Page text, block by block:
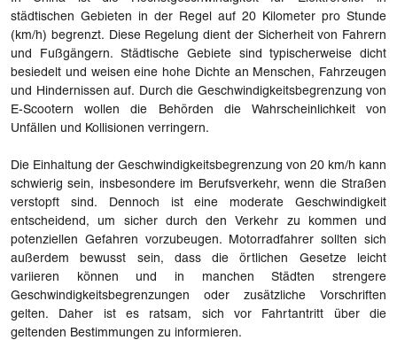
städtischen Gebieten in der Regel auf 20 Kilometer pro Stunde
(km/h) begrenzt. Diese Regelung dient der Sicherheit von Fahrern
und Fußgängern. Städtische Gebiete sind typischerweise dicht
besiedelt und weisen eine hohe Dichte an Menschen, Fahrzeugen
und Hindernissen auf. Durch die Geschwindigkeitsbegrenzung von
E-Scootern wollen die Behörden die Wahrscheinlichkeit von
Unfällen und Kollisionen verringern.
Die Einhaltung der Geschwindigkeitsbegrenzung von 20 km/h kann
schwierig sein, insbesondere im Berufsverkehr, wenn die Straßen
verstopft sind. Dennoch ist eine moderate Geschwindigkeit
entscheidend, um sicher durch den Verkehr zu kommen und
potenziellen Gefahren vorzubeugen. Motorradfahrer sollten sich
außerdem bewusst sein, dass die örtlichen Gesetze leicht
variieren können und in manchen Städten strengere
Geschwindigkeitsbegrenzungen oder zusätzliche Vorschriften
gelten. Daher ist es ratsam, sich vor Fahrtantritt über die
geltenden Bestimmungen zu informieren.